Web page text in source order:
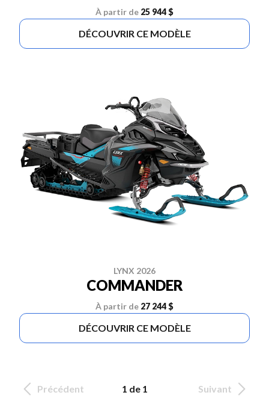
À partir de 25 944 $
DÉCOUVRIR CE MODÈLE
LYNX 2026
COMMANDER
À partir de 27 244 $
DÉCOUVRIR CE MODÈLE
Précédent 1 de 1 Suivant